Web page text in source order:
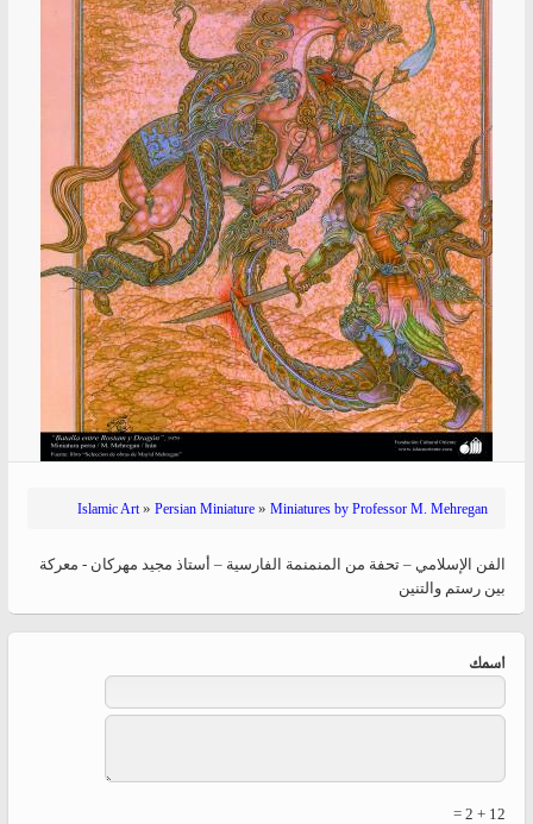
Islamic Art» Persian Miniature » Miniatures by Professor M. Mehregan
الفن الإسلامي – تحفة من المنمنمة الفارسية – أستاذ مجید مهرکان - معركة
بين رستم والتنين
‏اسمك ‏
12 + 2 =